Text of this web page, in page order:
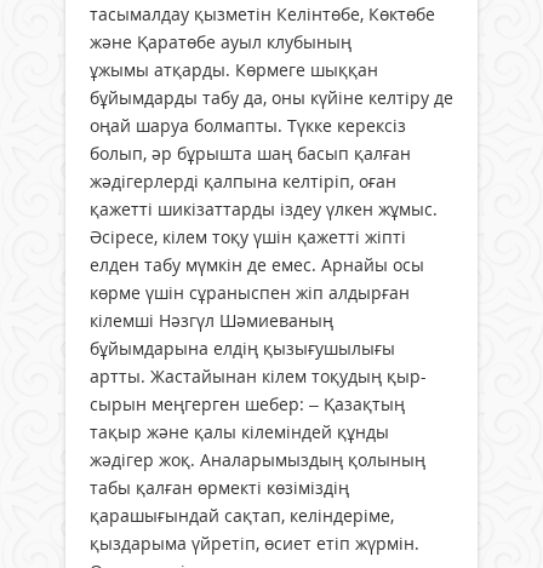
тасымалдау қызметін Келінтөбе, Көктөбе
және Қаратөбе ауыл клубының
ұжымы атқарды. Көрмеге шыққан
бұйымдарды табу да, оны күйіне келтіру де
оңай шаруа болмапты. Түкке керексіз
болып, әр бұрышта шаң басып қалған
жәдігерлерді қалпына келтіріп, оған
қажетті шикізаттарды іздеу үлкен жұмыс.
Әсіресе, кілем тоқу үшін қажетті жіпті
елден табу мүмкін де емес. Арнайы осы
көрме үшін сұраныспен жіп алдырған
кілемші Нәзгүл Шәмиеваның
бұйымдарына елдің қызығушылығы
артты. Жастайынан кілем тоқудың қыр-
сырын меңгерген шебер: – Қазақтың
тақыр және қалы кілеміндей құнды
жәдігер жоқ. Аналарымыздың қолының
табы қалған өрмекті көзіміздің
қарашығындай сақтап, келіндеріме,
қыздарыма үйретіп, өсиет етіп жүрмін.